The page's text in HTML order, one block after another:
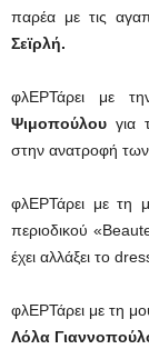
παρέα με τις
Σεϊρλή.
φλΕΡΤάρει με
Ψιμοπούλου για
στην ανατροφή των
φλΕΡΤάρει με τη
περιοδικού
έχει αλλάξει το
φλΕΡΤάρει με τη
Λόλα